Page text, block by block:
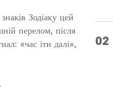
Зодіаку цей
перелом, після
«час іти далі»,
02